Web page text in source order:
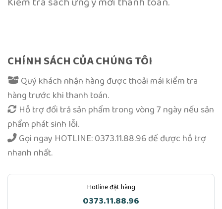
CHÍNH SÁCH CỦA CHÚNG TÔI
Quý khách nhận hàng được thoải mái kiểm tra
hàng trước khi thanh toán.
Hỗ trợ đổi trả sản phẩm trong vòng 7 ngày nếu sản
phẩm phát sinh lỗi.
Gọi ngay HOTLINE: 0373.11.88.96để được hỗ trợ
nhanh nhất.
Hotline đặt hàng
0373.11.88.96